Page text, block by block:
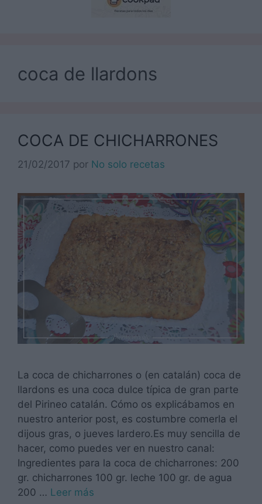
coca de llardons
COCA DE CHICHARRONES
21/02/2017 por No solo recetas
La coca de chicharrones o (en catalán) coca de
llardons es una coca dulce típica de gran parte
del Pirineo catalán. Cómo os explicábamos en
nuestro anterior post, es costumbre comerla el
dijous gras, o jueves lardero.Es muy sencilla de
hacer, como puedes ver en nuestro canal:
Ingredientes para la coca de chicharrones: 200
gr. chicharrones 100 gr. leche 100 gr. de agua
200 … Leer más